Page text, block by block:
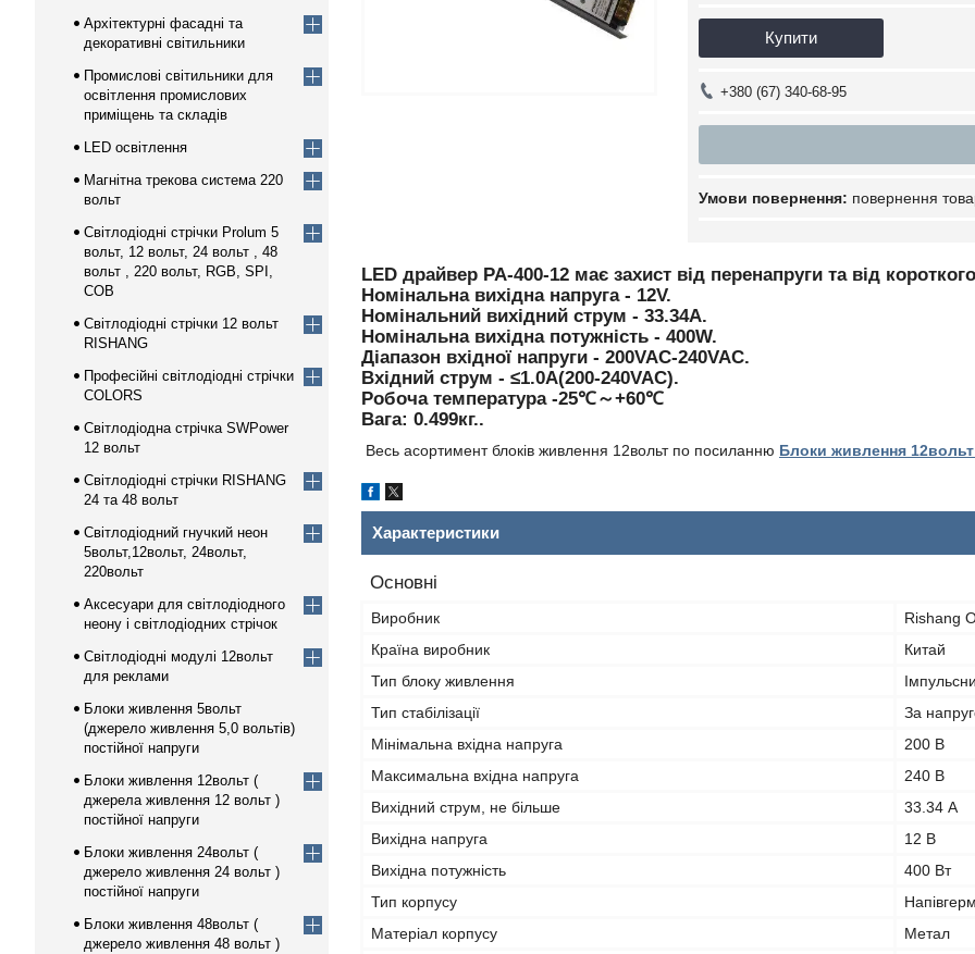
Купити
+380 (67) 340-68-95
повернення
LED драйвер PA-400-12 має захист від перенапруги та від
Номінальна вихідна напруга - 12V.
Номінальний вихідний струм - 33.34A.
Номінальна вихідна потужність - 400W.
Діапазон вхідної напруги - 200VAC-240VAC.
Вхідний струм - ≤1.0A(200-240VAC).
Робоча температура -25℃～+60℃
Вага: 0.499кг..
Весь асортимент блоків живлення 12вольт по посиланню Блоки живлення 12вольт
Характеристики
Основні
Виробник
Rishang
Країна виробник
Китай
Тип блоку живлення
Тип стабілізації
За
Мінімальна вхідна напруга
200 В
Максимальна вхідна напруга
240 В
Вихідний струм, не більше
33.34 А
Вихідна напруга
12 В
Вихідна потужність
400 Вт
Тип корпусу
Матеріал корпусу
Метал
Архітектурні фасадні та
декоративні світильники
Промислові світильники для
освітлення промислових
приміщень та складів
LED освітлення
Магнітна трекова система 220
вольт
Світлодіодні стрічки Prolum 5
вольт, 12 вольт, 24 вольт , 48
вольт , 220 вольт, RGB, SPI,
COB
Світлодіодні стрічки 12 вольт
RISHANG
Професійні світлодіодні стрічки
COLORS
Світлодіодна стрічка SWPower
12 вольт
Світлодіодні стрічки RISHANG
24 та 48 вольт
Світлодіодний гнучкий неон
5вольт,12вольт, 24вольт,
220вольт
Аксесуари для світлодіодного
неону і світлодіодних стрічок
Світлодіодні модулі 12вольт
для реклами
Блоки живлення 5вольт
(джерело живлення 5,0 вольтів)
постійної напруги
Блоки живлення 12вольт (
джерела живлення 12 вольт )
постійної напруги
Блоки живлення 24вольт (
джерело живлення 24 вольт )
постійної напруги
Блоки живлення 48вольт (
джерело живлення 48 вольт )